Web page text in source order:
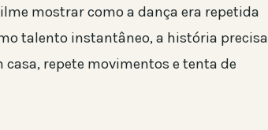
mostrar como a dança era repetida
talento instantâneo, a história precisa
repete movimentos e tenta de